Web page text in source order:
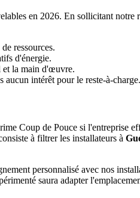
en 2026. En sollicitant notre
ressources.
d'énergie.
et la main d'œuvre.
aucun intérêt pour le reste-à-charge.
Coup de Pouce si l'entreprise
à filtrer les installateurs à
personnalisé avec nos
saura adapter